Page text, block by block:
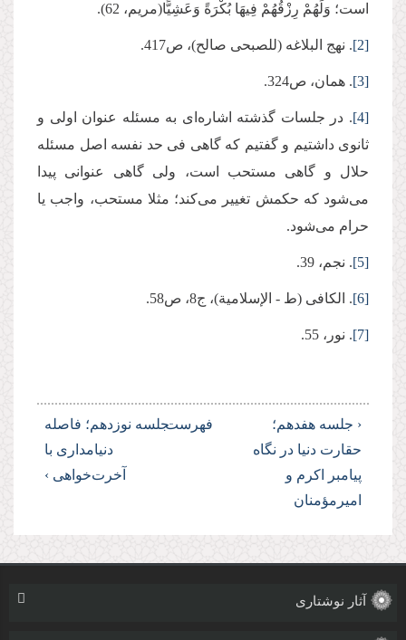
است؛ وَلَهُمْ رِزْقُهُمْ فِیهَا بُكْرَةً وَعَشِیًّا(مریم، 62).
[2]. نهج‌ البلاغه (للصبحی صالح)، ص417.
[3]. همان، ص324.
[4]. در جلسات گذشته اشاره‌ای به مسئله عنوان اولی و
ثانوی داشتیم و گفتیم که گاهی فی حد نفسه اصل مسئله
حلال و گاهی مستحب است، ولی گاهی عنوانی پیدا
می‌شود که حکمش تغییر می‌کند؛ مثلا مستحب، واجب یا
حرام می‌شود.
[5]. نجم، 39.
[6]. ‏الكافی (ط - الإسلامیة)، ج‏8، ص58.
[7]. نور، 55.
‹ جلسه هفدهم؛
حقارت دنیا در نگاه
پیامبر اکرم و
امیرمؤمنان‌
فهرستجلسه نوزدهم؛ فاصله
دنیامداری با
آخرت‌خواهی ›
آثار نوشتاری